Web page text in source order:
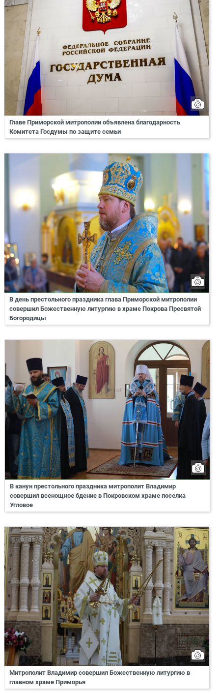
Главе Приморской митрополии объявлена благодарность
Комитета Госдумы по защите семьи
В день престольного праздника глава Приморской митрополии
совершил Божественную литургию в храме Покрова Пресвятой
Богородицы
В канун престольного праздника митрополит Владимир
совершил всенощное бдение в Покровском храме поселка
Угловое
Митрополит Владимир совершил Божественную литургию в
главном храме Приморья